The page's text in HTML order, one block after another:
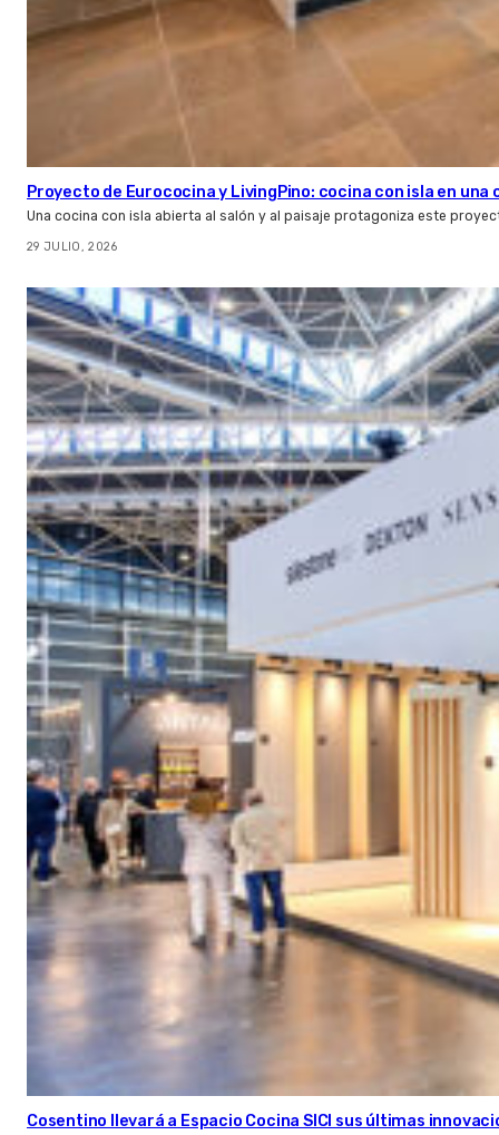
Proyecto de Eurococina y LivingPino: cocina con isla en una
Una cocina con isla abierta al salón y al paisaje protagoniza este
29 JULIO, 2026
Cosentino llevará a Espacio Cocina SICI sus últimas